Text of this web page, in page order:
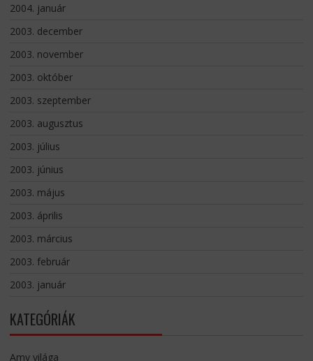
2004. január
2003. december
2003. november
2003. október
2003. szeptember
2003. augusztus
2003. július
2003. június
2003. május
2003. április
2003. március
2003. február
2003. január
KATEGÓRIÁK
Amy világa